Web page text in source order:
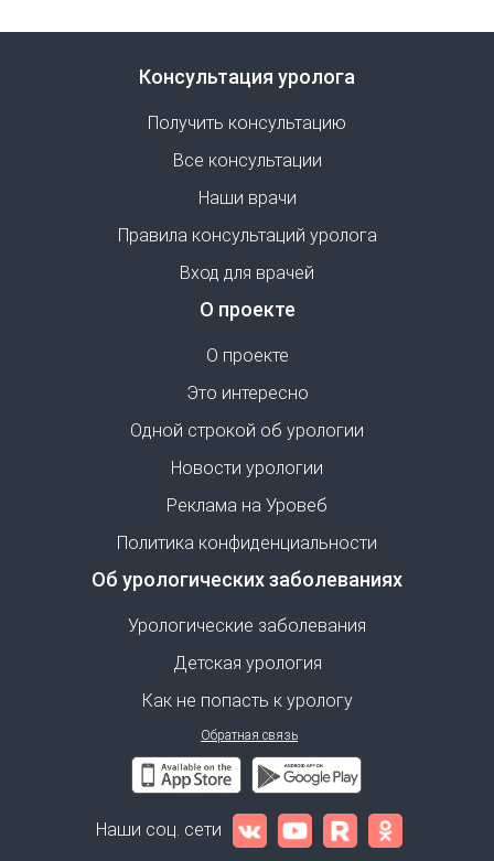
Консультация уролога
Получить консультацию
Все консультации
Наши врачи
Правила консультаций уролога
Вход для врачей
О проекте
О проекте
Это интересно
Одной строкой об урологии
Новости урологии
Реклама на Уровеб
Политика конфиденциальности
Об урологических заболеваниях
Урологические заболевания
Детская урология
Как не попасть к урологу
Обратная связь
Наши соц. сети